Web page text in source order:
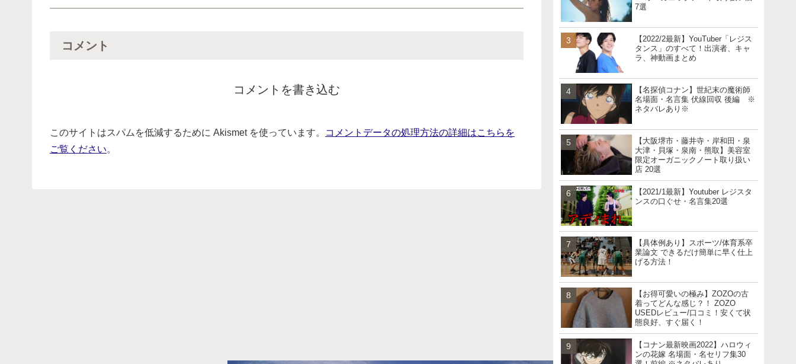
コメント
コメントを書き込む
このサイトはスパムを低減するために Akismet を使っています。
コメントデータの処理方法の詳細はこちらを
ご覧ください。
7選
【2022/2最新】YouTuber「レジス
タンス」のすべて！出演者、キャ
ラ、神動画まとめ
【名探偵コナン】世紀末の魔術師
名場面・名言集 伏線回収 後編 ※
ネタバレあり※
【大阪堺市・藤井寺・岸和田・泉
大津・貝塚・泉南・熊取】美容室
限定オーガニックノート取り扱い
店 20選
【2021/1最新】Youtuber レジスタ
ンスの口ぐせ・名言集20選
【具体例あり】スポーツ/体育系卒
業論文 できるだけ簡単に早く仕上
げる方法！
【お得可愛いの極み】ZOZOの古
着ってどんな感じ？！ ZOZO
USEDレビュー/口コミ！安くて状
態良好、すぐ届く！
【コナン最新映画2022】ハロウィ
ンの花嫁 名場面・名セリフ集30